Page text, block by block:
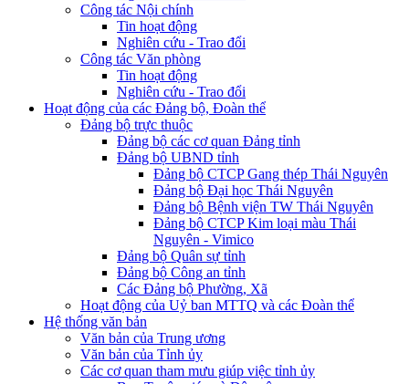
Công tác Nội chính
Tin hoạt động
Nghiên cứu - Trao đổi
Công tác Văn phòng
Tin hoạt động
Nghiên cứu - Trao đổi
Hoạt động của các Đảng bộ, Đoàn thể
Đảng bộ trực thuộc
Đảng bộ các cơ quan Đảng tỉnh
Đảng bộ UBND tỉnh
Đảng bộ CTCP Gang thép Thái Nguyên
Đảng bộ Đại học Thái Nguyên
Đảng bộ Bệnh viện TW Thái Nguyên
Đảng bộ CTCP Kim loại màu Thái
Nguyên - Vimico
Đảng bộ Quân sự tỉnh
Đảng bộ Công an tỉnh
Các Đảng bộ Phường, Xã
Hoạt động của Uỷ ban MTTQ và các Đoàn thể
Hệ thống văn bản
Văn bản của Trung ương
Văn bản của Tỉnh ủy
Các cơ quan tham mưu giúp việc tỉnh ủy